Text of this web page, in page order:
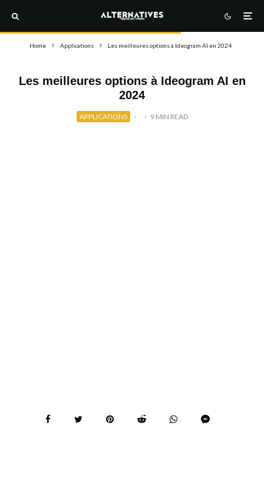
Home Applications Les meilleures options à Ideogram AI en 2024
Les meilleures options à Ideogram AI en
2024
APPLICATIONS · · 9 MIN READ